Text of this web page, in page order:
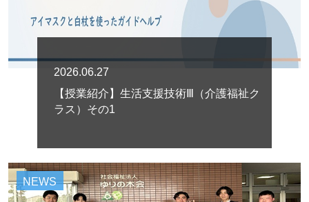
2026.06.27
【授業紹介】生活支援技術Ⅲ（介護福祉ク
ラス）その1
NEWS